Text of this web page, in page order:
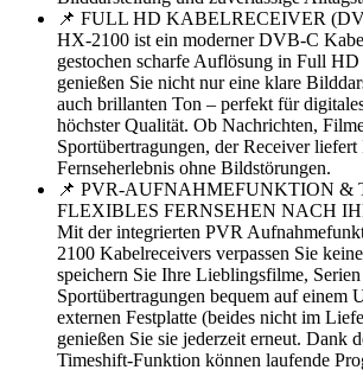
📌 FULL HD KABELRECEIVER
HX-2100 ist ein moderner DVB-C
gestochen scharfe Auflösung in Full
genießen Sie nicht nur eine klare
auch brillanten Ton – perfekt für
höchster Qualität. Ob Nachrichten,
Sportübertragungen, der Receiver
Fernseherlebnis ohne Bildstörungen.
📌 PVR-AUFNAHMEFUNKTION &
FLEXIBLES FERNSEHEN NACH
Mit der integrierten PVR
2100 Kabelreceivers verpassen Sie
speichern Sie Ihre Lieblingsfilme,
Sportübertragungen bequem auf einem
externen Festplatte (beides nicht im
genießen Sie sie jederzeit erneut. Dank
Timeshift-Funktion können laufende